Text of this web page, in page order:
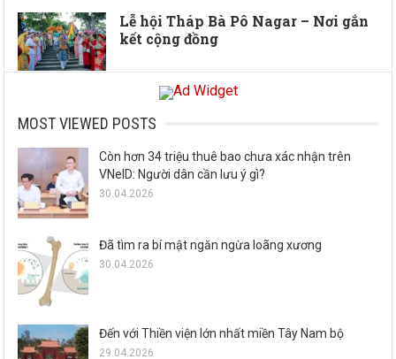
Lễ hội Tháp Bà Pô Nagar – Nơi gắn
kết cộng đồng
MOST VIEWED POSTS
Còn hơn 34 triệu thuê bao chưa xác nhận trên
VNeID: Người dân cần lưu ý gì?
30.04.2026
Đã tìm ra bí mật ngăn ngừa loãng xương
30.04.2026
Đến với Thiền viện lớn nhất miền Tây Nam bộ
29.04.2026